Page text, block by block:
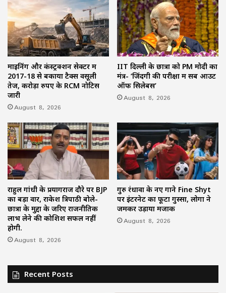
माइनिंग और कंस्ट्रक्शन सेक्टर में
2017-18 से बकाया टैक्स वसूली
तेज, करोड़ों रुपए के RCM नोटिस
जारी
August 8, 2026
IIT दिल्ली के छात्रों को PM मोदी का
मंत्र- ‘जिंदगी की परीक्षा में सब आउट
ऑफ सिलेबस’
August 8, 2026
राहुल गांधी के प्रयागराज दौरे पर BJP
का बड़ा वार, राकेश त्रिपाठी बोले-
छात्रों के मुद्दों के जरिए राजनीतिक
लाभ लेने की कोशिश सफल नहीं
होगी.
August 8, 2026
गुरु रंधावा के नए गाने Fine Shyt
पर इंटरनेट का फूटा गुस्सा, लोगों ने
जमकर उड़ाया मजाक
August 8, 2026
Recent Posts